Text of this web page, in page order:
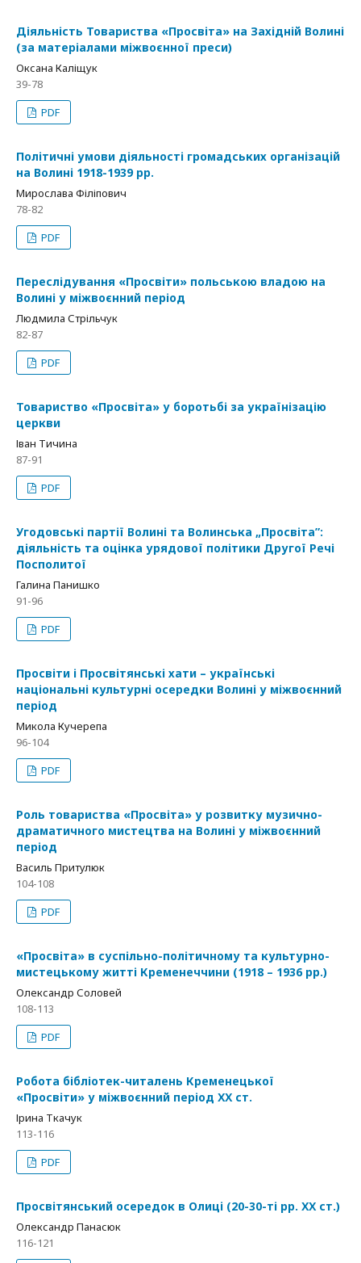
Діяльність Товариства «Просвіта» на Західній Волині
(за матеріалами міжвоєнної преси)
Оксана Каліщук
39-78
PDF
Політичні умови діяльності громадських організацій
на Волині 1918-1939 рр.
Мирослава Філіпович
78-82
PDF
Переслідування «Просвіти» польською владою на
Волині у міжвоєнний період
Людмила Стрільчук
82-87
PDF
Товариство «Просвіта» у боротьбі за українізацію
церкви
Іван Тичина
87-91
PDF
Угодовські партії Волині та Волинська „Просвіта”:
діяльність та оцінка урядової політики Другої Речі
Посполитої
Галина Панишко
91-96
PDF
Просвіти і Просвітянські хати – українські
національні культурні осередки Волині у міжвоєнний
період
Микола Кучерепа
96-104
PDF
Роль товариства «Просвіта» у розвитку музично-
драматичного мистецтва на Волині у міжвоєнний
період
Василь Притулюк
104-108
PDF
«Просвіта» в суспільно-політичному та культурно-
мистецькому житті Кременеччини (1918 – 1936 рр.)
Олександр Соловей
108-113
PDF
Робота бібліотек-читалень Кременецької
«Просвіти» у міжвоєнний період ХХ ст.
Ірина Ткачук
113-116
PDF
Просвітянський осередок в Олиці (20-30-ті рр. ХХ ст.)
Олександр Панасюк
116-121